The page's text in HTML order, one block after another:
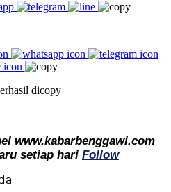
dicopy
www.kabarbenggawi.com
setiap hari Follow